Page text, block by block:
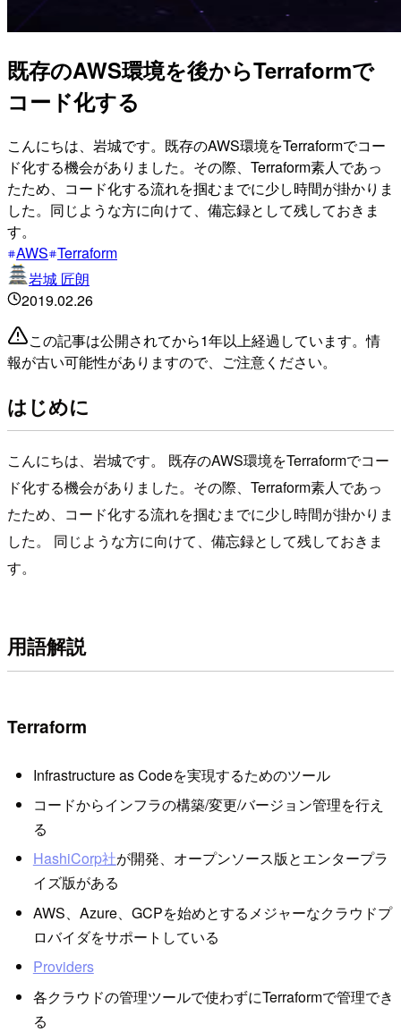
既存のAWS環境を後からTerraformで
コード化する
こんにちは、岩城です。既存のAWS環境をTerraformでコー
ド化する機会がありました。その際、Terraform素人であっ
たため、コード化する流れを掴むまでに少し時間が掛かりま
した。同じような方に向けて、備忘録として残しておきま
す。
AWS Terraform
岩城 匠朗
2019.02.26
この記事は公開されてから1年以上経過しています。情
報が古い可能性がありますので、ご注意ください。
はじめに
こんにちは、岩城です。 既存のAWS環境をTerraformでコー
ド化する機会がありました。その際、Terraform素人であっ
たため、コード化する流れを掴むまでに少し時間が掛かりま
した。 同じような方に向けて、備忘録として残しておきま
す。
用語解説
Terraform
Infrastructure as Codeを実現するためのツール
コードからインフラの構築/変更/バージョン管理を行え
る
HashiCorp社が開発、オープンソース版とエンタープラ
イズ版がある
AWS、Azure、GCPを始めとするメジャーなクラウドプ
ロバイダをサポートしている
Providers
各クラウドの管理ツールで使わずにTerraformで管理でき
る